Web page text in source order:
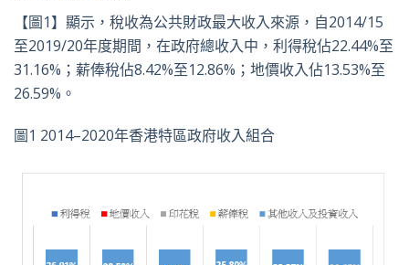
【圖1】顯示，稅收為公共財政最大收入來源，自2014/15
至2019/20年度期間，在政府總收入中，利得稅佔22.44%至
31.16%；薪俸稅佔8.42%至12.86%；地價收入佔13.53%至
26.59%。
圖1 2014–2020年香港特區政府收入組合